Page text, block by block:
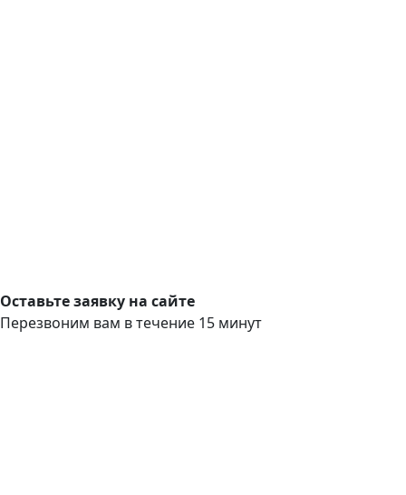
Оставьте заявку на сайте
Перезвоним вам в течение 15 минут